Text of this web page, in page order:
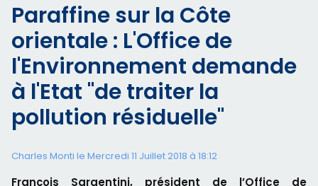
Paraffine sur la Côte
orientale : L'Office de
l'Environnement demande
à l'Etat "de traiter la
pollution résiduelle"
Charles Monti le Mercredi 11 Juillet 2018 à 18:12
François Sargentini, président de l’Office de